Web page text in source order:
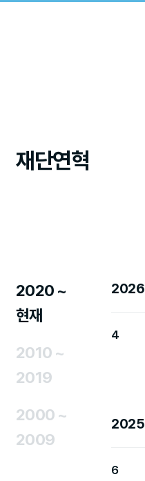
재단연혁
2020 ~
현재
2010 ~
2019
2000 ~
2009
2026
4
2025
6